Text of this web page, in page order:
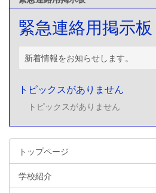
緊急連絡用掲示板
新着情報をお知らせします。
トピックスがありません
トピックスがありません
トップページ
学校紹介